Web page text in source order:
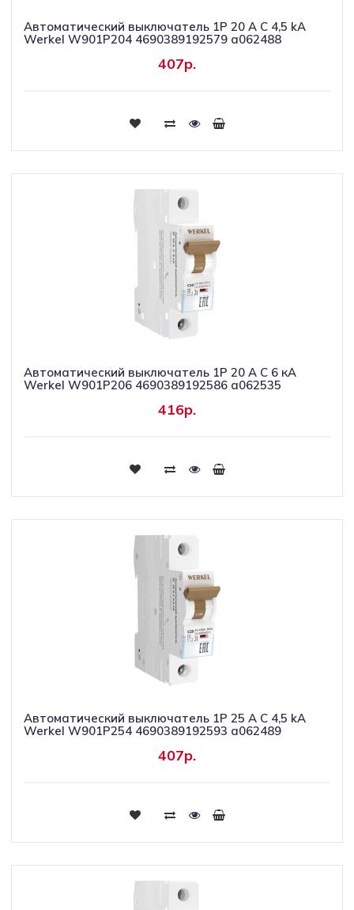
Автоматический выключатель 1P 20 A C 4,5 kА
Werkel W901P204 4690389192579 a062488
407р.
Купить
Автоматический выключатель 1P 20 A C 6 кА
Werkel W901P206 4690389192586 a062535
416р.
Купить
Автоматический выключатель 1P 25 A C 4,5 kА
Werkel W901P254 4690389192593 a062489
407р.
Купить